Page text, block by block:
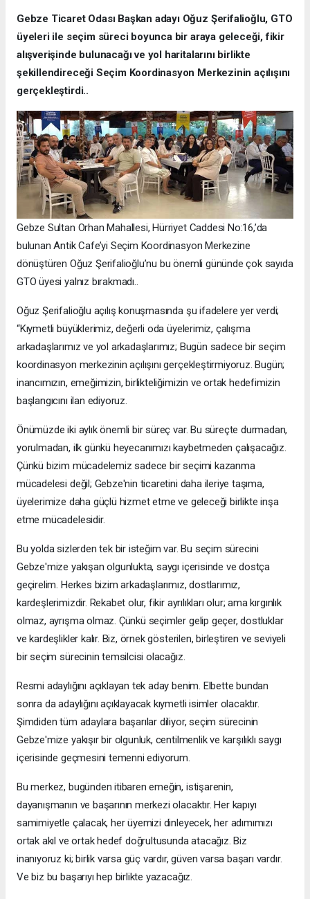
Gebze Ticaret Odası Başkan adayı Oğuz Şerifalioğlu, GTO
üyeleri ile seçim süreci boyunca bir araya geleceği, fikir
alışverişinde bulunacağı ve yol haritalarını birlikte
şekillendireceği Seçim Koordinasyon Merkezinin açılışını
gerçekleştirdi..
Gebze Sultan Orhan Mahallesi, Hürriyet Caddesi No:16,’da
bulunan Antik Cafe’yi Seçim Koordinasyon Merkezine
dönüştüren Oğuz Şerifalioğlu’nu bu önemli gününde çok sayıda
GTO üyesi yalnız bırakmadı..
Oğuz Şerifalioğlu açılış konuşmasında şu ifadelere yer verdi;
“Kıymetli büyüklerimiz, değerli oda üyelerimiz, çalışma
arkadaşlarımız ve yol arkadaşlarımız; Bugün sadece bir seçim
koordinasyon merkezinin açılışını gerçekleştirmiyoruz. Bugün;
inancımızın, emeğimizin, birlikteliğimizin ve ortak hedefimizin
başlangıcını ilan ediyoruz.
Önümüzde iki aylık önemli bir süreç var. Bu süreçte durmadan,
yorulmadan, ilk günkü heyecanımızı kaybetmeden çalışacağız.
Çünkü bizim mücadelemiz sadece bir seçimi kazanma
mücadelesi değil; Gebze'nin ticaretini daha ileriye taşıma,
üyelerimize daha güçlü hizmet etme ve geleceği birlikte inşa
etme mücadelesidir.
Bu yolda sizlerden tek bir isteğim var. Bu seçim sürecini
Gebze'mize yakışan olgunlukta, saygı içerisinde ve dostça
geçirelim. Herkes bizim arkadaşlarımız, dostlarımız,
kardeşlerimizdir. Rekabet olur, fikir ayrılıkları olur; ama kırgınlık
olmaz, ayrışma olmaz. Çünkü seçimler gelip geçer, dostluklar
ve kardeşlikler kalır. Biz, örnek gösterilen, birleştiren ve seviyeli
bir seçim sürecinin temsilcisi olacağız.
Resmi adaylığını açıklayan tek aday benim. Elbette bundan
sonra da adaylığını açıklayacak kıymetli isimler olacaktır.
Şimdiden tüm adaylara başarılar diliyor, seçim sürecinin
Gebze'mize yakışır bir olgunluk, centilmenlik ve karşılıklı saygı
içerisinde geçmesini temenni ediyorum.
Bu merkez, bugünden itibaren emeğin, istişarenin,
dayanışmanın ve başarının merkezi olacaktır. Her kapıyı
samimiyetle çalacak, her üyemizi dinleyecek, her adımımızı
ortak akıl ve ortak hedef doğrultusunda atacağız. Biz
inanıyoruz ki; birlik varsa güç vardır, güven varsa başarı vardır.
Ve biz bu başarıyı hep birlikte yazacağız.